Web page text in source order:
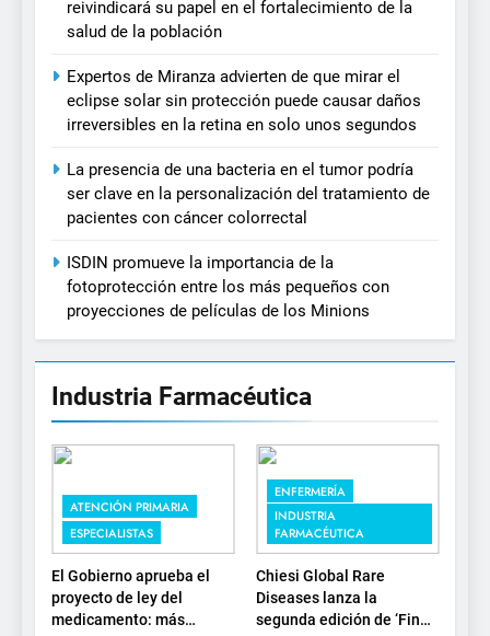
reivindicará su papel en el fortalecimiento de la
salud de la población
Expertos de Miranza advierten de que mirar el
eclipse solar sin protección puede causar daños
irreversibles en la retina en solo unos segundos
La presencia de una bacteria en el tumor podría
ser clave en la personalización del tratamiento de
pacientes con cáncer colorrectal
ISDIN promueve la importancia de la
fotoprotección entre los más pequeños con
proyecciones de películas de los Minions
Industria Farmacéutica
ATENCIÓN PRIMARIA
ESPECIALISTAS
El Gobierno aprueba el
proyecto de ley del
medicamento: más
ENFERMERÍA
INDUSTRIA
FARMACÉUTICA
Chiesi Global Rare
Diseases lanza la
segunda edición de ‘Find